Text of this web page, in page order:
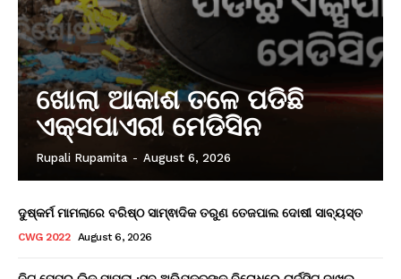
ଖୋଲା ଆକାଶ ତଳେ ପଡିଛି
ଏକ୍ସପାଏରୀ ମେଡିସିନ
Rupali Rupamita - August 6, 2026
ଦୁଷ୍କର୍ମ ମାମଲାରେ ବରିଷ୍ଠ ସାମ୍ଵାଦିକ ତରୁଣ ତେଜପାଲ ଦୋଷୀ ସାବ୍ୟସ୍ତ
CWG 2022 August 6, 2026